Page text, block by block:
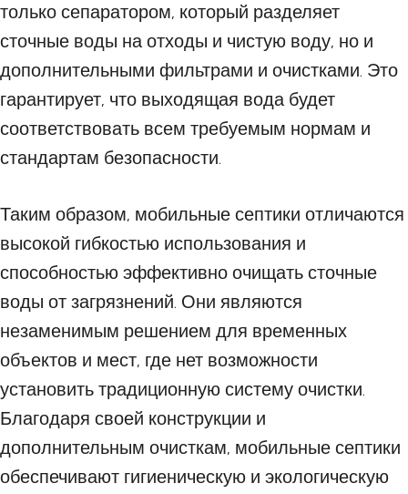
только сепаратором, который разделяет
сточные воды на отходы и чистую воду, но и
дополнительными фильтрами и очистками. Это
гарантирует, что выходящая вода будет
соответствовать всем требуемым нормам и
стандартам безопасности.
Таким образом, мобильные септики отличаются
высокой гибкостью использования и
способностью эффективно очищать сточные
воды от загрязнений. Они являются
незаменимым решением для временных
объектов и мест, где нет возможности
установить традиционную систему очистки.
Благодаря своей конструкции и
дополнительным очисткам, мобильные септики
обеспечивают гигиеническую и экологическую